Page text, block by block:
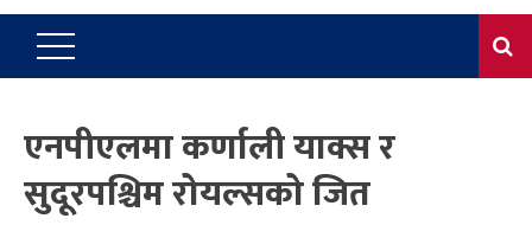
एनपीएलमा कर्णाली याक्स र
सुदूरपश्चिम रोयल्सको जित